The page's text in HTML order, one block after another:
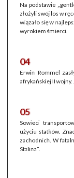
Na podstawie
złożyli swój los w
wiązało się w
wyrokiem śmierci.
04
Erwin Rommel
afrykańskiej II wojny.
05
Sowieci
użyciu statków.
zachodnich. W
Stalina”.